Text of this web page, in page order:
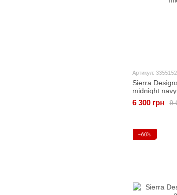
Артикул:
Sierra
midnight
9
6 300 грн
−60%